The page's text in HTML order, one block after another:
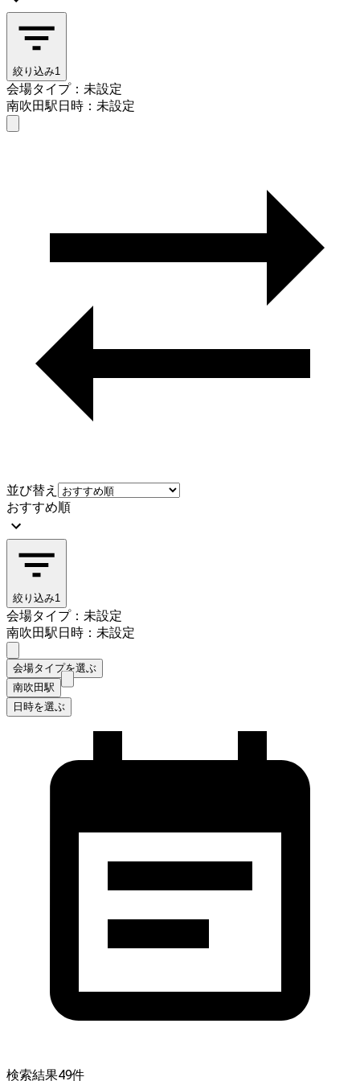
絞り込み1
会場タイプ：未設定
南吹田駅日時：未設定
並び替え
おすすめ順
絞り込み1
会場タイプ：未設定
南吹田駅日時：未設定
会場タイプを選ぶ
南吹田駅
日時を選ぶ
検索結果49件